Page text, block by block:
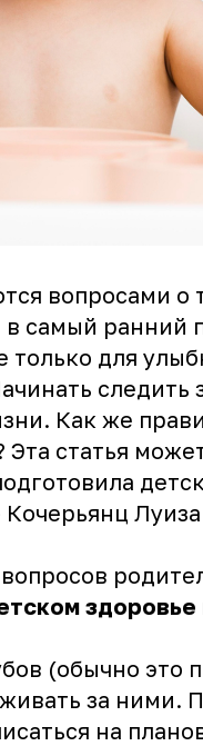
вопросами о
в самый ранний
только для
следить
Как же
статья
Кочерьянц
здоровье
(обычно это
за ними.
на